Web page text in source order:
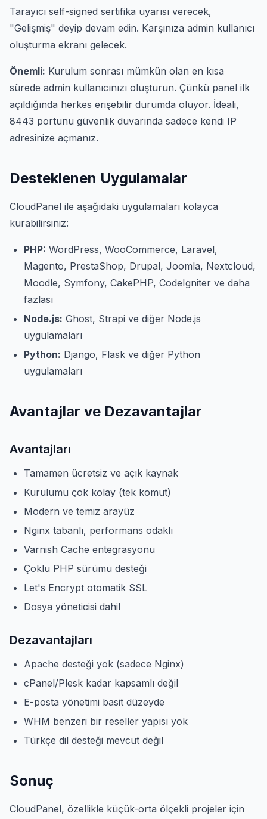
Tarayıcı self-signed sertifika uyarısı verecek,
"Gelişmiş" deyip devam edin. Karşınıza admin kullanıcı
oluşturma ekranı gelecek.
Önemli: Kurulum sonrası mümkün olan en kısa
sürede admin kullanıcınızı oluşturun. Çünkü panel ilk
açıldığında herkes erişebilir durumda oluyor. İdeali,
8443 portunu güvenlik duvarında sadece kendi IP
adresinize açmanız.
Desteklenen Uygulamalar
CloudPanel ile aşağıdaki uygulamaları kolayca
kurabilirsiniz:
PHP: WordPress, WooCommerce, Laravel,
Magento, PrestaShop, Drupal, Joomla, Nextcloud,
Moodle, Symfony, CakePHP, CodeIgniter ve daha
fazlası
Node.js: Ghost, Strapi ve diğer Node.js
uygulamaları
Python: Django, Flask ve diğer Python
uygulamaları
Avantajlar ve Dezavantajlar
Avantajları
Tamamen ücretsiz ve açık kaynak
Kurulumu çok kolay (tek komut)
Modern ve temiz arayüz
Nginx tabanlı, performans odaklı
Varnish Cache entegrasyonu
Çoklu PHP sürümü desteği
Let's Encrypt otomatik SSL
Dosya yöneticisi dahil
Dezavantajları
Apache desteği yok (sadece Nginx)
cPanel/Plesk kadar kapsamlı değil
E-posta yönetimi basit düzeyde
WHM benzeri bir reseller yapısı yok
Türkçe dil desteği mevcut değil
Sonuç
CloudPanel, özellikle küçük-orta ölçekli projeler için